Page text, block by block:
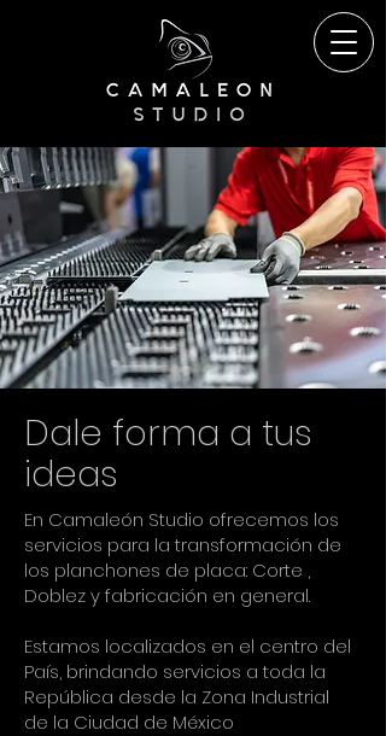
Dale forma a tus
ideas
En Camaleón Studio ofrecemos los
servicios para la transformación de
los planchones de placa: Corte ,
Doblez y fabricación en general.
Estamos localizados en el centro del
País, brindando servicios a toda la
República desde la Zona Industrial
de la Ciudad de México